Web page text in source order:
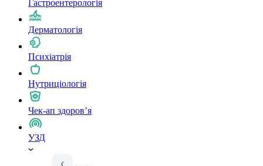
Гастроентерологія
Дерматологія
Психіатрія
Нутриціологія
Чек-ап здоров’я
УЗД